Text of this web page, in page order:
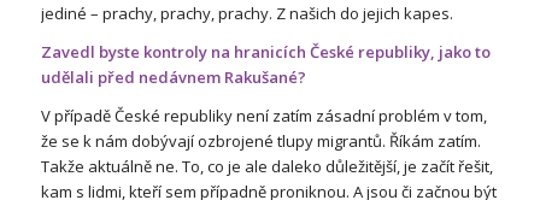
jediné – prachy, prachy, prachy. Z našich do jejich kapes.
Zavedl byste kontroly na hranicích České republiky, jako to
udělali před nedávnem Rakušané?
V případě České republiky není zatím zásadní problém v tom,
že se k nám dobývají ozbrojené tlupy migrantů. Říkám zatím.
Takže aktuálně ne. To, co je ale daleko důležitější, je začít řešit,
kam s lidmi, kteří sem případně proniknou. A jsou či začnou být